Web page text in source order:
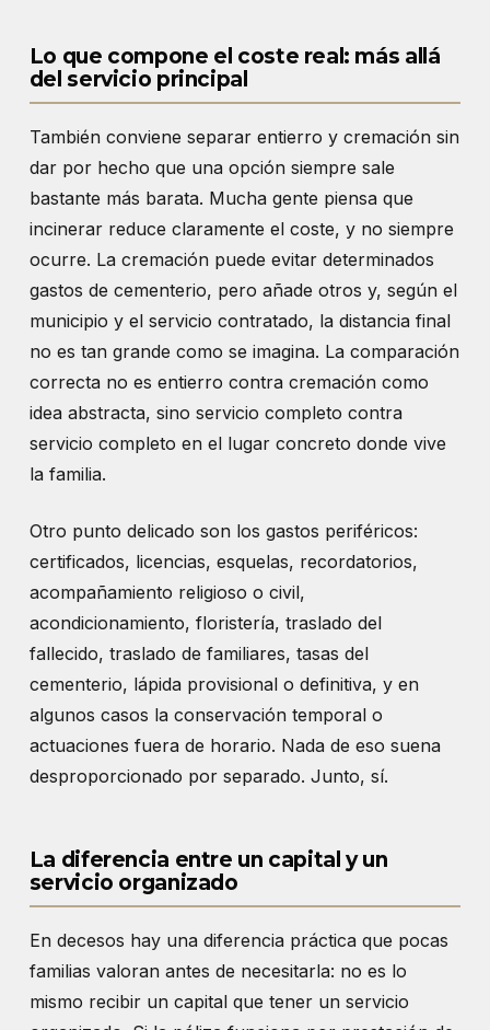
Lo que compone el coste real: más allá
del servicio principal
También conviene separar entierro y cremación sin
dar por hecho que una opción siempre sale
bastante más barata. Mucha gente piensa que
incinerar reduce claramente el coste, y no siempre
ocurre. La cremación puede evitar determinados
gastos de cementerio, pero añade otros y, según el
municipio y el servicio contratado, la distancia final
no es tan grande como se imagina. La comparación
correcta no es entierro contra cremación como
idea abstracta, sino servicio completo contra
servicio completo en el lugar concreto donde vive
la familia.
Otro punto delicado son los gastos periféricos:
certificados, licencias, esquelas, recordatorios,
acompañamiento religioso o civil,
acondicionamiento, floristería, traslado del
fallecido, traslado de familiares, tasas del
cementerio, lápida provisional o definitiva, y en
algunos casos la conservación temporal o
actuaciones fuera de horario. Nada de eso suena
desproporcionado por separado. Junto, sí.
La diferencia entre un capital y un
servicio organizado
En decesos hay una diferencia práctica que pocas
familias valoran antes de necesitarla: no es lo
mismo recibir un capital que tener un servicio